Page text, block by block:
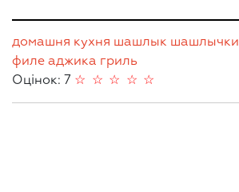
домашня кухня шашлык шашлычки
филе аджика гриль
Оцінок: 7
☆
☆
☆
☆
☆